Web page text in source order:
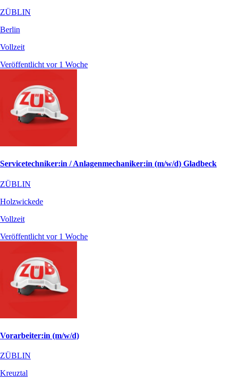
ZÜBLIN
Berlin
Vollzeit
Veröffentlicht vor 1 Woche
Servicetechniker:in / Anlagenmechaniker:in (m/w/d) Gladbeck
ZÜBLIN
Holzwickede
Vollzeit
Veröffentlicht vor 1 Woche
Vorarbeiter:in (m/w/d)
ZÜBLIN
Kreuztal